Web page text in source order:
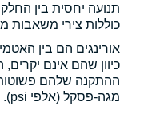
תנועה יחסית בין
כוללות צירי משאבות
אורינגים הם בין
כיוון שהם אינם יקרים,
ההתקנה שלהם
מגה-פסקל (אלפי psi).